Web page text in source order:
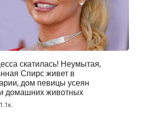
скатилась! Неумытая,
Спирс живет в
дом певицы усеян
домашних животных